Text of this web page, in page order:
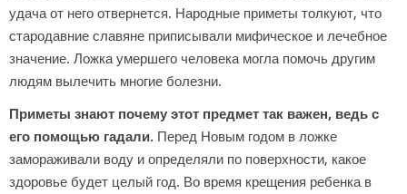
удача от него отвернется. Народные приметы толкуют, что
стародавние славяне приписывали мифическое и лечебное
значение. Ложка умершего человека могла помочь другим
людям вылечить многие болезни.
Приметы знают почему этот предмет так важен, ведь с
его помощью гадали. Перед Новым годом в ложке
замораживали воду и определяли по поверхности, какое
здоровье будет целый год. Во время крещения ребенка в